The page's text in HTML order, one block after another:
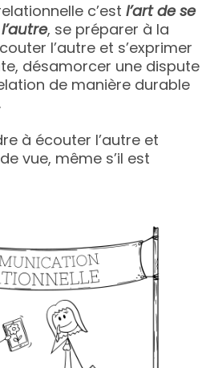
c’est l’art de se
, se préparer à la
l’autre et s’exprimer
désamorcer une dispute
de manière durable
à écouter l’autre et
vue, même s’il est